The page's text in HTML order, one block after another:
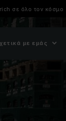
σε όλο τον κόσμο
με εμάς